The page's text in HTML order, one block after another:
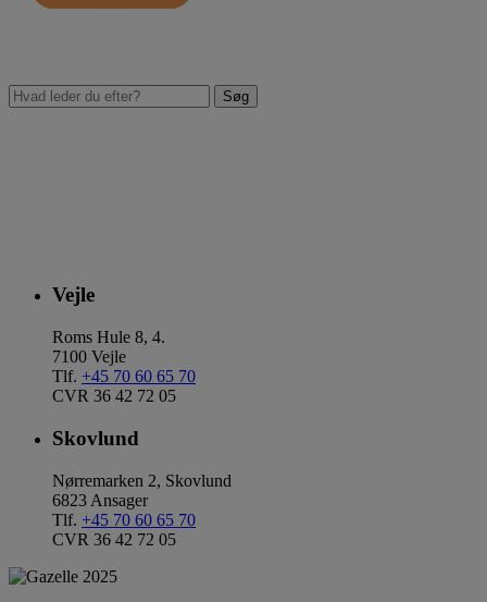
Vejle
Roms Hule 8, 4.
7100 Vejle
Tlf. +45 70 60 65 70
CVR 36 42 72 05
Skovlund
Nørremarken 2, Skovlund
6823 Ansager
Tlf. +45 70 60 65 70
CVR 36 42 72 05